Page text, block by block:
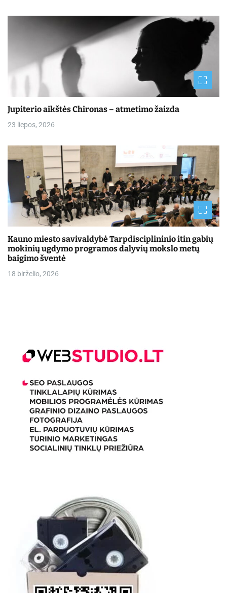
Jupiterio aikštės Chironas – atmetimo žaizda
23 liepos, 2026
Kauno miesto savivaldybė Tarpdisciplininio itin gabių
mokinių ugdymo programos dalyvių mokslo metų
baigimo šventė
18 birželio, 2026